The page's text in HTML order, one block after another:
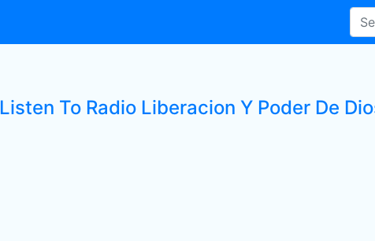
Listen To Radio Liberacion Y Poder De